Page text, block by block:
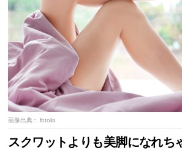
画像出典： fotolia
スクワットよりも美脚になれち